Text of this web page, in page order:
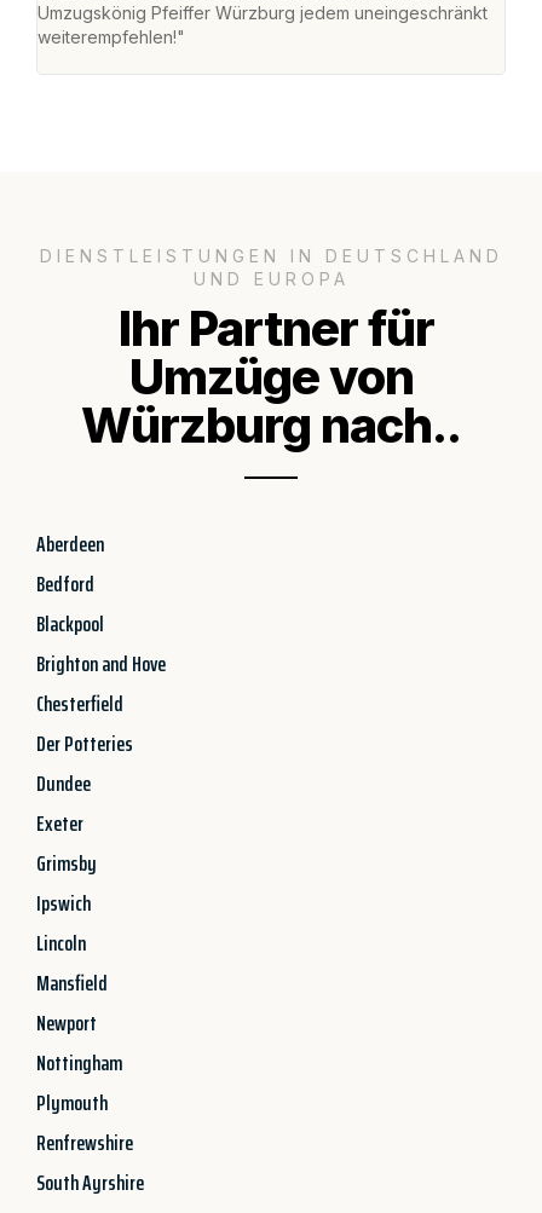
Umzugskönig Pfeiffer Würzburg jedem uneingeschränkt
weiterempfehlen!"
DIENSTLEISTUNGEN IN DEUTSCHLAND
UND EUROPA
Ihr Partner für
Umzüge von
Würzburg nach..
Aberdeen
Bedford
Blackpool
Brighton and Hove
Chesterfield
Der Potteries
Dundee
Exeter
Grimsby
Ipswich
Lincoln
Mansfield
Newport
Nottingham
Plymouth
Renfrewshire
South Ayrshire